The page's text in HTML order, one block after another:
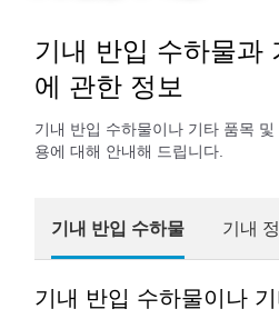
기내 반입 수하물과
에 관한 정보
기내 반입 수하물이나 기타 품목
용에 대해 안내해 드립니다.
기내 반입 수하물 기내
기내 반입 수하물이나